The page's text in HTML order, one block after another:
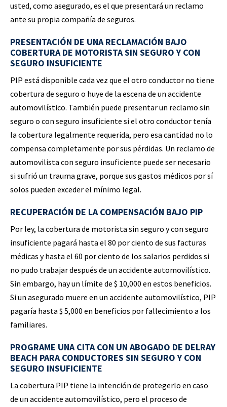
usted, como asegurado, es el que presentará un reclamo
ante su propia compañía de seguros.
PRESENTACIÓN DE UNA RECLAMACIÓN BAJO
COBERTURA DE MOTORISTA SIN SEGURO Y CON
SEGURO INSUFICIENTE
PIP está disponible cada vez que el otro conductor no tiene
cobertura de seguro o huye de la escena de un accidente
automovilístico. También puede presentar un reclamo sin
seguro o con seguro insuficiente si el otro conductor tenía
la cobertura legalmente requerida, pero esa cantidad no lo
compensa completamente por sus pérdidas. Un reclamo de
automovilista con seguro insuficiente puede ser necesario
si sufrió un trauma grave, porque sus gastos médicos por sí
solos pueden exceder el mínimo legal.
RECUPERACIÓN DE LA COMPENSACIÓN BAJO PIP
Por ley, la cobertura de motorista sin seguro y con seguro
insuficiente pagará hasta el 80 por ciento de sus facturas
médicas y hasta el 60 por ciento de los salarios perdidos si
no pudo trabajar después de un accidente automovilístico.
Sin embargo, hay un límite de $ 10,000 en estos beneficios.
Si un asegurado muere en un accidente automovilístico, PIP
pagaría hasta $ 5,000 en beneficios por fallecimiento a los
familiares.
PROGRAME UNA CITA CON UN ABOGADO DE DELRAY
BEACH PARA CONDUCTORES SIN SEGURO Y CON
SEGURO INSUFICIENTE
La cobertura PIP tiene la intención de protegerlo en caso
de un accidente automovilístico, pero el proceso de